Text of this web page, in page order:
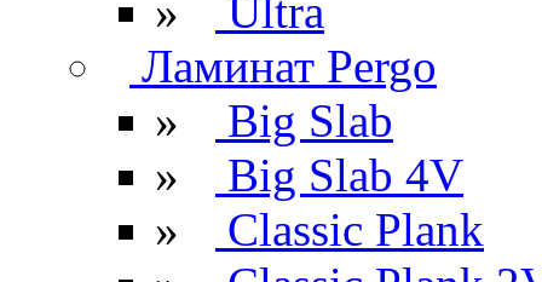
»
Ultra
Ламинат Pergo
»
Big Slab
»
Big Slab 4V
»
Classic Plank